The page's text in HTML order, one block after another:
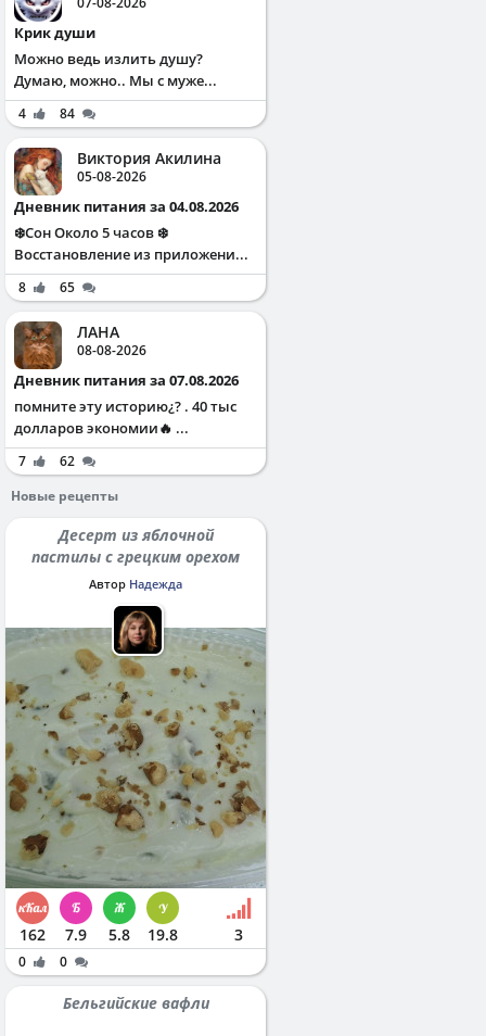
Крик души
Можно ведь излить душу?
Думаю, можно.. Мы с муже...
4 84
Виктория Акилина
05-08-2026
Дневник питания за 04.08.2026
❄️Сон Около 5 часов ❄️
Восстановление из приложени...
8 65
ЛАНА
08-08-2026
Дневник питания за 07.08.2026
помните эту историю¿? . 40 тыс
долларов экономии🔥 ...
7
62
Новые рецепты
Десерт из яблочной
пастилы с грецким орехом
Автор Надежда
162 7.9 5.8 19.8 3
0 0
Бельгийские вафли